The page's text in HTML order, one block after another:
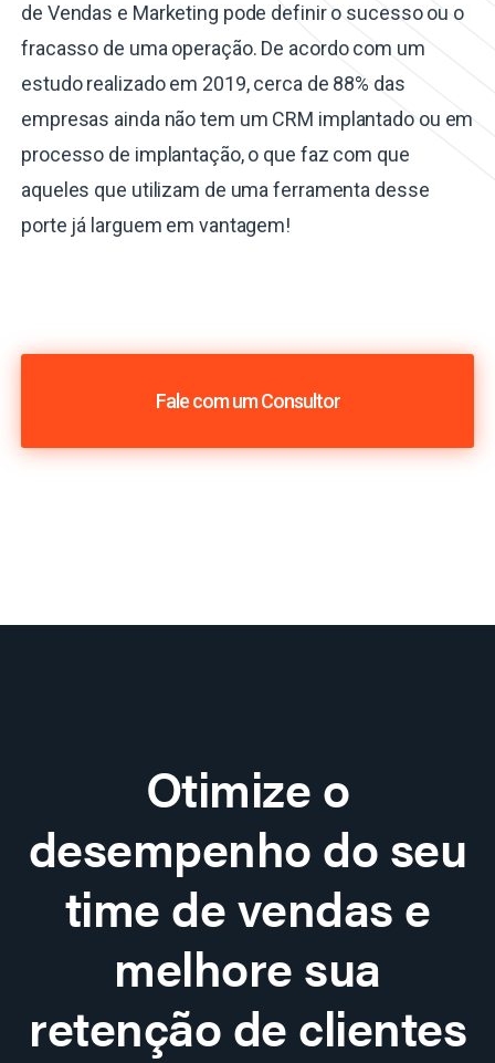
de Vendas e Marketing pode definir o sucesso ou o
fracasso de uma operação. De acordo com um
estudo realizado em 2019, cerca de 88% das
empresas ainda não tem um CRM implantado ou em
processo de implantação, o que faz com que
aqueles que utilizam de uma ferramenta desse
porte já larguem em vantagem!
Fale com um Consultor
Otimize o
desempenho do seu
time de vendas e
melhore sua
retenção de clientes